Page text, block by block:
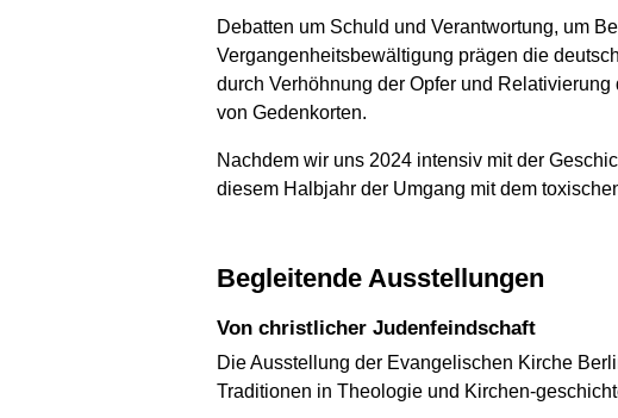
Debatten um Schuld und Verantwortung, um
Vergangenheitsbewältigung prägen die
durch Verhöhnung der Opfer und
von Gedenkorten.
Nachdem wir uns 2024 intensiv mit der
diesem Halbjahr der Umgang mit dem
Begleitende Ausstellungen
Von christlicher Judenfeindschaft
Die Ausstellung der Evangelischen Kirche
Traditionen in Theologie und Kirchen-